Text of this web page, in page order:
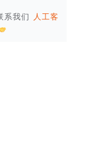
系我们 人工客